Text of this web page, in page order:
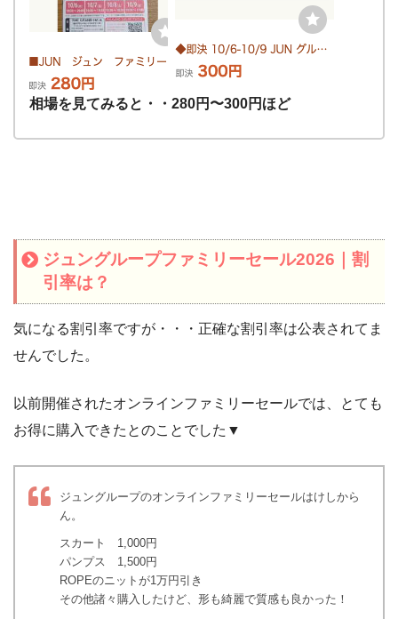
相場を見てみると・・280円〜300円ほど
ジュングループファミリーセール2026｜割
引率は？
気になる割引率ですが・・・正確な割引率は公表されてま
せんでした。
以前開催されたオンラインファミリーセールでは、とても
お得に購入できたとのことでした▼
ジュングループのオンラインファミリーセールはけしから
ん。
スカート 1,000円
パンプス 1,500円
ROPEのニットが1万円引き
その他諸々購入したけど、形も綺麗で質感も良かった！